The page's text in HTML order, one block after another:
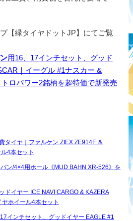
【緑タイヤドットJP】にてご覧
用16、17インチセット、グッド
｜イーグル #1ナスカー &
ロパワー2銘柄を超特価で新発売
タイヤ｜ファルケン ZIEX ZE914F ＆
4本セット
バン/4×4用ホール《MUD BAHN XR-526》を
ドイヤー ICE NAVI CARGO & KAZERA
ホイール4本セット
インチセット、グッドイヤー EAGLE #1